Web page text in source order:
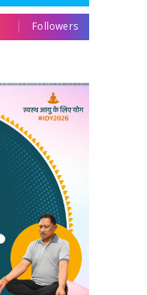
Followers